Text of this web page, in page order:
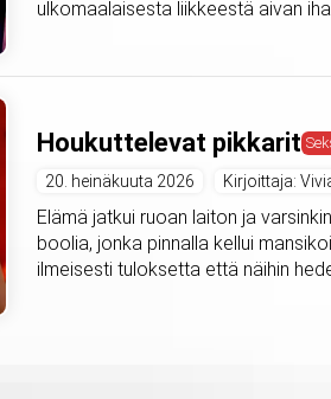
ulkomaalaisesta liikkeestä aivan
Houkuttelevat pikkarit
20. heinäkuuta 2026 Kirjoittaja:
Elämä jatkui ruoan laiton ja
boolia, jonka pinnalla kellui
ilmeisesti tuloksetta että näihin